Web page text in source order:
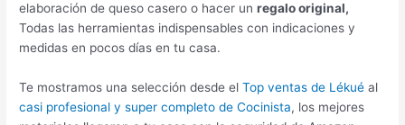
elaboración de queso casero o hacer unregalo original,
Todas las herramientas indispensables con indicaciones y
medidas en pocos días en tu casa.
Te mostramos una selección desde elTop ventas de Lékué al
casi profesional y super completo de Cocinista, los mejores